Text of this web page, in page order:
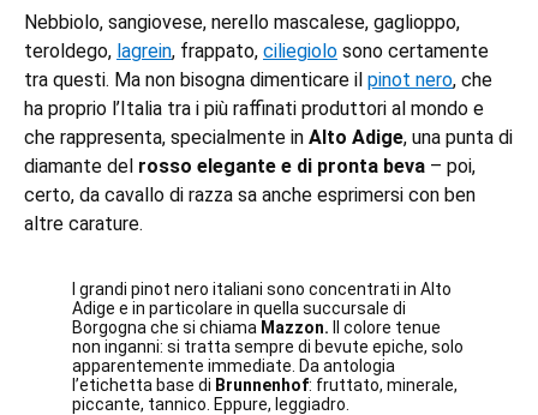
Nebbiolo, sangiovese, nerello mascalese, gaglioppo,
teroldego, lagrein, frappato, ciliegiolo sono certamente
tra questi. Ma non bisogna dimenticare il pinot nero, che
ha proprio l’Italia tra i più raffinati produttori al mondo e
che rappresenta, specialmente in Alto Adige, una punta di
diamante del rosso elegante e di pronta beva – poi,
certo, da cavallo di razza sa anche esprimersi con ben
altre carature.
I grandi pinot nero italiani sono concentrati in Alto
Adige e in particolare in quella succursale di
Borgogna che si chiama Mazzon. Il colore tenue
non inganni: si tratta sempre di bevute epiche, solo
apparentemente immediate. Da antologia
l’etichetta base di Brunnenhof: fruttato, minerale,
piccante, tannico. Eppure, leggiadro.